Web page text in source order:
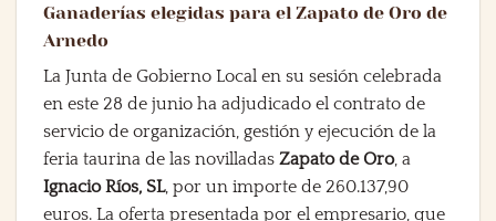
Ganaderías elegidas para el Zapato de Oro de
Arnedo
La Junta de Gobierno Local en su sesión celebrada
en este 28 de junio ha adjudicado el contrato de
servicio de organización, gestión y ejecución de la
feria taurina de las novilladas Zapato de Oro, a
Ignacio Ríos, SL, por un importe de 260.137,90
euros. La oferta presentada por el empresario, que